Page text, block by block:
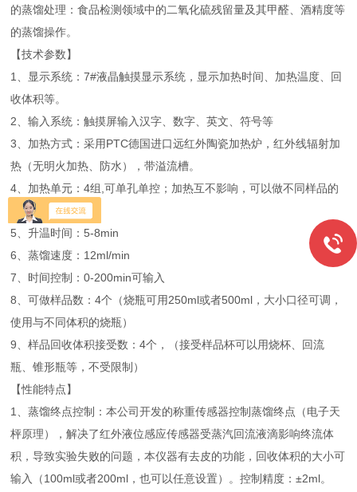
的蒸馏处理：食品检测领域中的二氧化硫残留量及其甲醛、酒精度等
的蒸馏操作。
【技术参数】
1、显示系统：7#液晶触摸显示系统，显示加热时间、加热温度、回
收体积等。
2、输入系统：触摸屏输入汉字、数字、英文、符号等
3、加热方式：采用PTC德国进口远红外陶瓷加热炉，红外线辐射加
热（无明火加热、防水），带溢流槽。
4、加热单元：4组,可单孔单控；加热互不影响，可以做不同样品的
蒸馏。
5、升温时间：5-8min
6、蒸馏速度：12ml/min
7、时间控制：0-200min可输入
8、可做样品数：4个（烧瓶可用250ml或者500ml，大小口径可调，
使用与不同体积的烧瓶）
9、样品回收体积接受数：4个，（接受样品杯可以用烧杯、回流
瓶、锥形瓶等，不受限制）
【性能特点】
1、蒸馏终点控制：本公司开发的称重传感器控制蒸馏终点（电子天
枰原理），解决了红外液位感应传感器受蒸汽回流液滴影响终流体
积，导致实验失败的问题，本仪器有去皮的功能，回收体积的大小可
输入（100ml或者200ml，也可以任意设置）。控制精度：±2ml。